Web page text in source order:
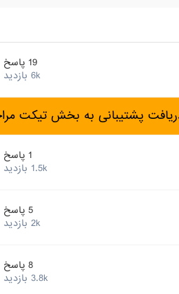
19 پاسخ
6k بازدید
پشتیبانی به بخش تیکت
1 پاسخ
1.5k بازدید
5 پاسخ
2k بازدید
8 پاسخ
3.8k بازدید